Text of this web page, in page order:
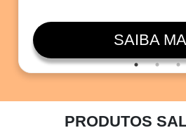
SAIBA
PRODUTOS